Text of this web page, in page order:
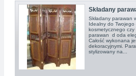
Składany
Składany parawan
Idealny do
kosmetycznego
parawan d oda
Całość wykonana
dekoracyjnymi.
stylizowany na...